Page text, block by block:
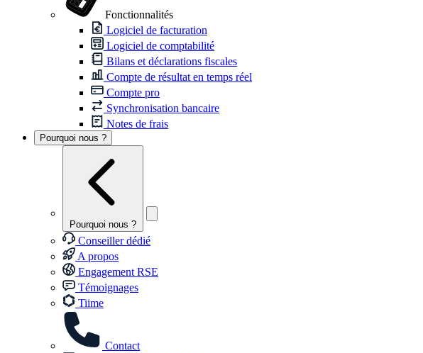
Fonctionnalités
Logiciel de facturation
Logiciel de comptabilité
Bilans et déclarations fiscales
Compte de résultat en temps réel
Compte pro
Synchronisation bancaire
Notes de frais
Pourquoi nous ?
Pourquoi nous ?
Conseiller dédié
A propos
Engagement RSE
Témoignages
Tiime
Contact